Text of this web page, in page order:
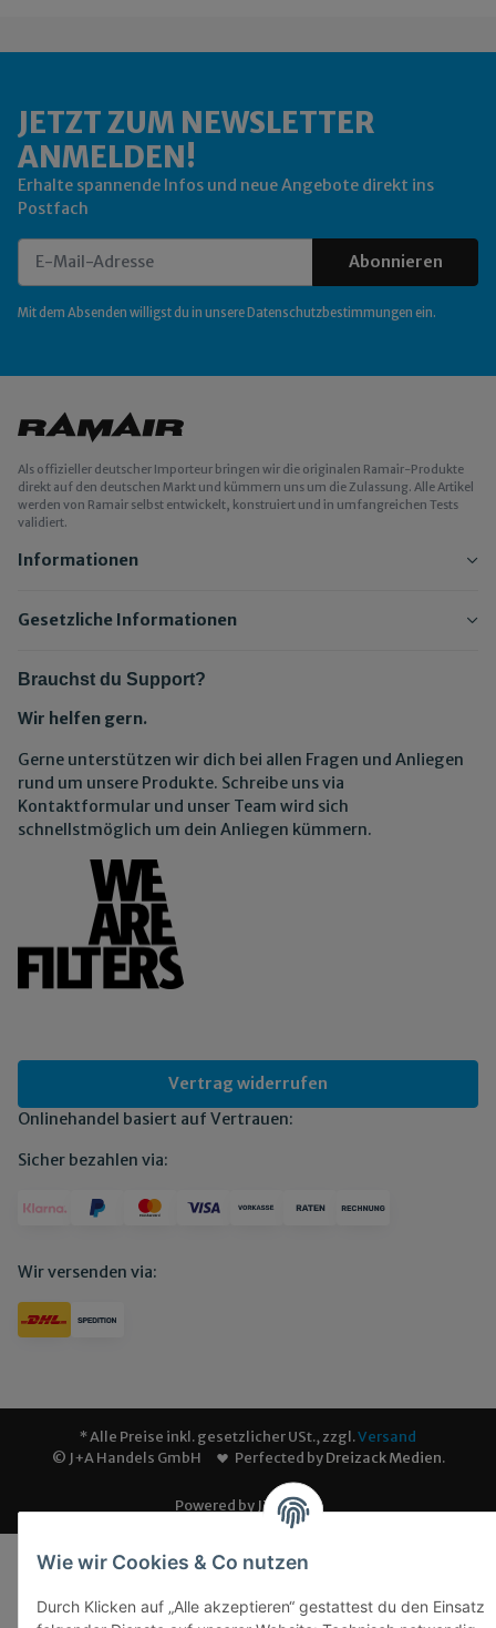
Wie wir Cookies & Co nutzen
Durch Klicken auf „Alle akzeptieren“ gestattest du den Einsatz
JETZT ZUM NEWSLETTER
ANMELDEN!
Erhalte spannende Infos und neue Angebote direkt ins
Postfach
Abonnieren
Mit dem Absenden willigst du in unsere Datenschutzbestimmungen ein.
Als offizieller deutscher Importeur bringen wir die originalen Ramair-Produkte
direkt auf den deutschen Markt und kümmern uns um die Zulassung. Alle Artikel
werden von Ramair selbst entwickelt, konstruiert und in umfangreichen Tests
validiert.
Informationen
Gesetzliche Informationen
Brauchst du Support?
Wir helfen gern.
Gerne unterstützen wir dich bei allen Fragen und Anliegen
rund um unsere Produkte. Schreibe uns via
Kontaktformular und unser Team wird sich
schnellstmöglich um dein Anliegen kümmern.
Vertrag widerrufen
Onlinehandel basiert auf Vertrauen:
Sicher bezahlen via:
Wir versenden via:
* Alle Preise inkl. gesetzlicher USt., zzgl.Versand
© J+A Handels GmbH
Perfected byDreizack Medien.
Powered by JTL-Shop